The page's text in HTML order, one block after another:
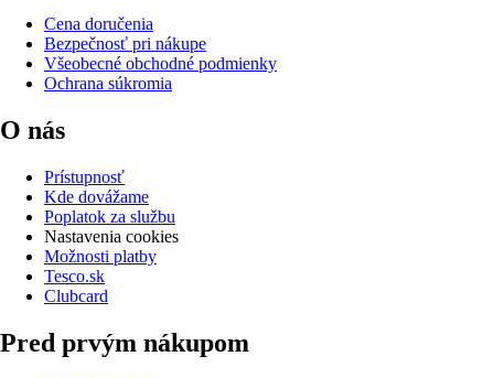
Cena doručenia
Bezpečnosť pri nákupe
Všeobecné obchodné podmienky
Ochrana súkromia
O nás
Prístupnosť
Kde dovážame
Poplatok za službu
Nastavenia cookies
Možnosti platby
Tesco.sk
Clubcard
Pred prvým nákupom